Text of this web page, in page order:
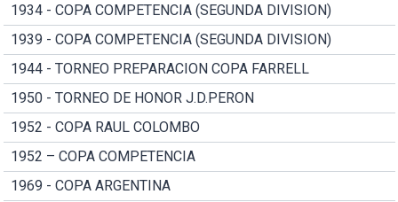
1934 - COPA COMPETENCIA (SEGUNDA DIVISION)
1939 - COPA COMPETENCIA (SEGUNDA DIVISION)
1944 - TORNEO PREPARACION COPA FARRELL
1950 - TORNEO DE HONOR J.D.PERON
1952 - COPA RAUL COLOMBO
1952 – COPA COMPETENCIA
1969 - COPA ARGENTINA